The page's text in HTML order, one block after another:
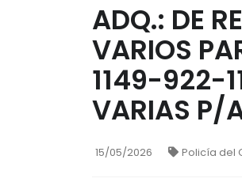
ADQ.: DE
VARIOS
1149-922-
VARIAS P/
15/05/2026 Policía del